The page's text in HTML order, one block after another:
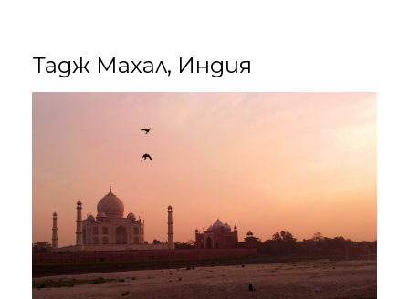
Тадж Махал, Индия